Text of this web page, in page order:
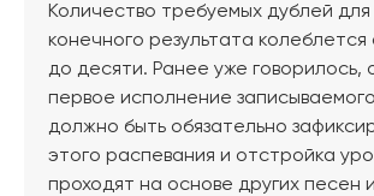
Количество требуемых дублей
конечного результата колеблется
до десяти. Ранее уже говорилось,
первое исполнение
должно быть обязательно
этого распевания и отстройка
проходят на основе других песен